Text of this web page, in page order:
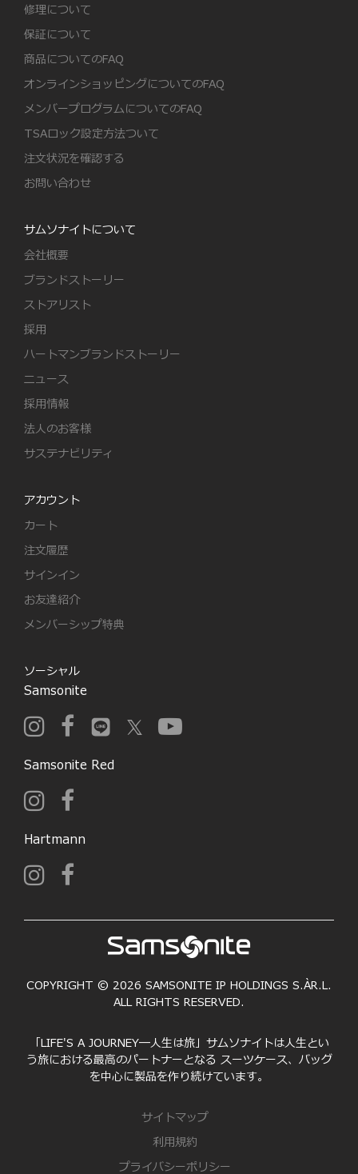
修理について
保証について
商品についてのFAQ
オンラインショッピングについてのFAQ
メンバープログラムについてのFAQ
TSAロック設定方法ついて
注文状況を確認する
お問い合わせ
サムソナイトについて
会社概要
ブランドストーリー
ストアリスト
採用
ハートマンブランドストーリー
ニュース
採用情報
法人のお客様
サステナビリティ
アカウント
カート
注文履歴
サインイン
お友達紹介
メンバーシップ特典
ソーシャル
Samsonite
Samsonite Red
Hartmann
COPYRIGHT © 2026 SAMSONITE IP HOLDINGS S.ÀR.L.
ALL RIGHTS RESERVED.
「LIFE'S A JOURNEY―人生は旅」サムソナイトは人生とい
う旅における最高のパートナーとなる スーツケース、バッグ
を中心に製品を作り続けています。
サイトマップ
利用規約
プライバシーポリシー